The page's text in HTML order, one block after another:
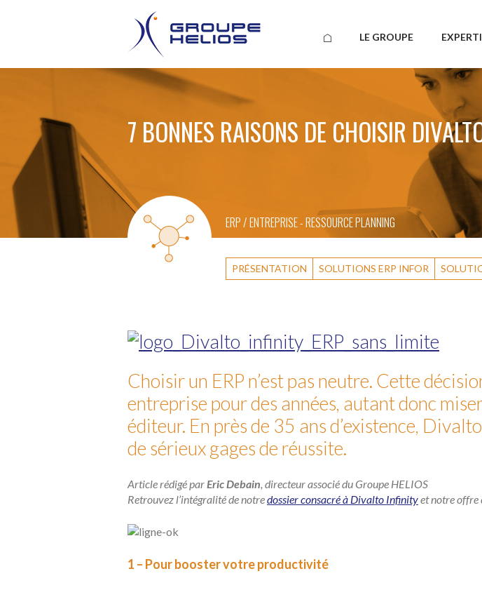
LE GROUPE
7 BONNES RAISONS DE CHOISIR
ERP / ENTREPRISE - RESSOURCE PLANNING
PRÉSENTATION SOLUTIONS ERP INFOR
Choisir un ERP n’est pas neutre. Cette
entreprise pour des années, autant donc
éditeur. En près de 35 ans d’existence,
de sérieux gages de réussite.
Article rédigé parEric Debain, directeur associé du Groupe HELIOS
Retrouvez l’intégralité de notredossier consacré à Divalto Infinityet notre offre
1 – Pour booster votre productivité